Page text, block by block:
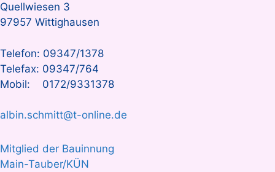
Quellwiesen 3
97957 Wittighausen
Telefon: 09347/1378
Telefax: 09347/764
Mobil: 0172/9331378
albin.schmitt@t-online.de
Mitglied der Bauinnung
Main-Tauber/KÜN